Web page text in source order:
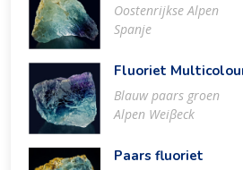
Oostenrijkse Alpen
Spanje
Fluoriet
Blauw paars groen
Alpen Weiβeck
Paars fluoriet